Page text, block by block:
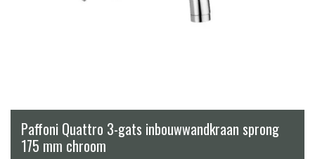
Paffoni Quattro 3-gats inbouwwandkraan sprong
175 mm chroom